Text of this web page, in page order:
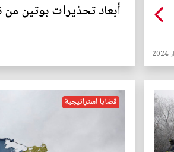
أبعاد تحذيرات بوتين
قضايا استراتيجية